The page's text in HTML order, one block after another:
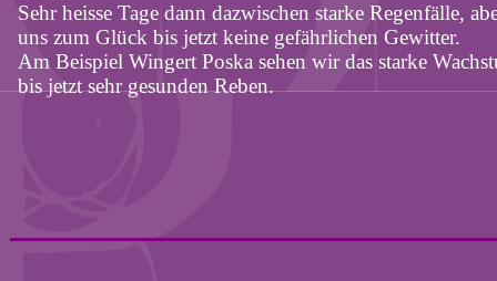
Sehr heisse Tage dann dazwischen starke Regenfälle,
uns zum Glück bis jetzt keine gefährlichen Gewitter.
Am Beispiel Wingert Poska sehen wir das starke
bis jetzt sehr gesunden Reben.